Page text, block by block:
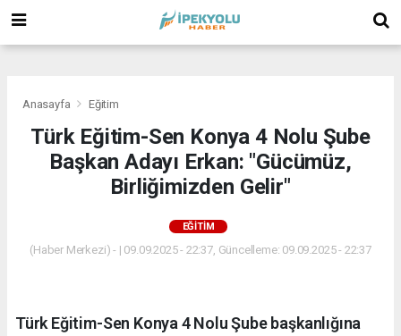
Anasayfa Eğitim
​Türk Eğitim-Sen Konya 4 Nolu Şube
Başkan Adayı Erkan: "Gücümüz,
Birliğimizden Gelir"
EĞITIM
(Haber Merkezi) - | 09.09.2025 - 22:37, Güncelleme: 09.09.2025 - 22:37
Türk Eğitim-Sen Konya 4 Nolu Şube başkanlığına